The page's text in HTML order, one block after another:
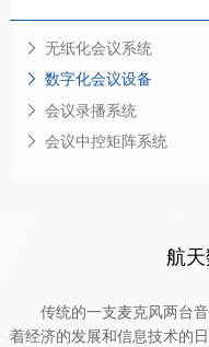
无纸化会议系统
数字化会议设备
会议录播系统
会议中控矩阵系统
航
传统的一支麦克风两台
着经济的发展和信息技术的